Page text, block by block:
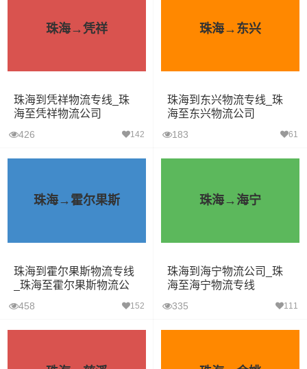
珠海→凭祥
珠海到凭祥物流专线_珠
海至凭祥物流公司
426 142
珠海→东兴
珠海到东兴物流专线_珠
海至东兴物流公司
183 61
珠海→霍尔果斯
珠海到霍尔果斯物流专线
_珠海至霍尔果斯物流公
458 152
珠海→海宁
珠海到海宁物流公司_珠
海至海宁物流专线
335 111